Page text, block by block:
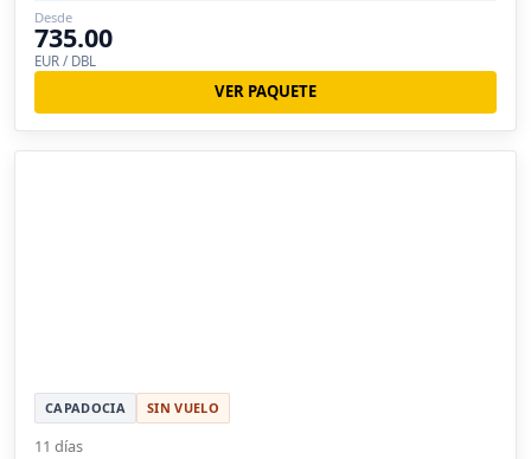
Desde
735.00
EUR / DBL
VER PAQUETE
CAPADOCIA SIN VUELO
11 días